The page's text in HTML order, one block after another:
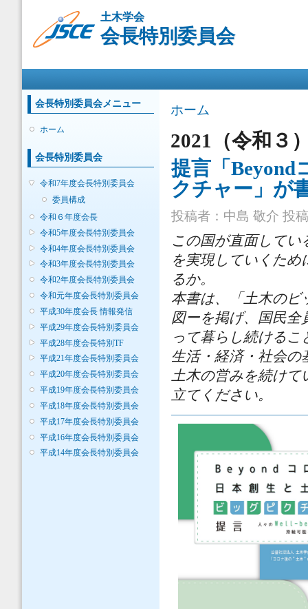
土木学会
会長特別委員会
会長特別委員会メニュー
ホーム
会長特別委員会
令和7年度会長特別委員会
委員構成
令和６年度会長
令和5年度会長特別委員会
令和4年度会長特別委員会
令和3年度会長特別委員会
令和2年度会長特別委員会
令和元年度会長特別委員会
平成30年度会長 情報発信
平成29年度会長特別委員会
平成28年度会長特別TF
平成21年度会長特別委員会
平成20年度会長特別委員会
平成19年度会長特別委員会
平成18年度会長特別委員会
平成17年度会長特別委員会
平成16年度会長特別委員会
平成14年度会長特別委員会
現在地
ホーム
2021（令和３
提言「Beyond
クチャー」が
投稿者： 中島 敬介 投
この国が直面してい
を実現していくた
るか。
本書は、「土木のビ
図ーを掲げ、国民全
って暮らし続ける
生活・経済・社会の
土木の営みを続け
立てください。